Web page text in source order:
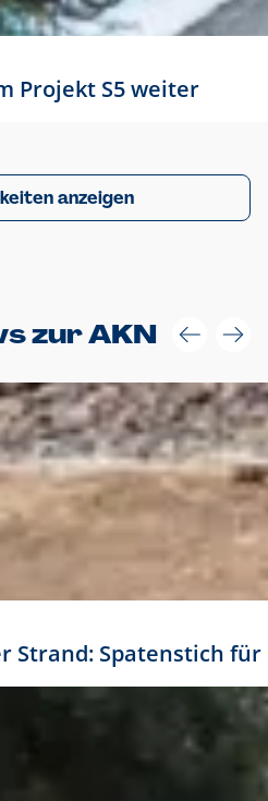
Projekt S5 weiter
anzeigen
zur AKN
Strand: Spatenstich